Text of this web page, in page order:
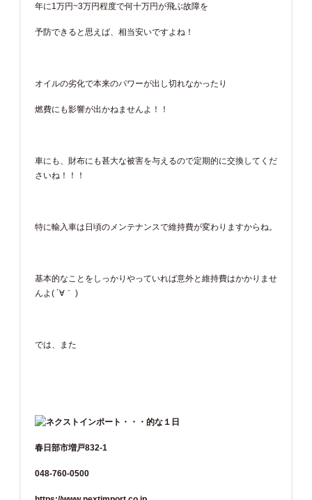
年に1万円~3万円程度で何十万円が飛ぶ故障を
予防できると思えば、相当安いですよね！
オイルの劣化で本来のパワーが出し切れなかったり
燃費にも影響が出かねませんよ！！
車にも、財布にも甚大な被害を与えるので定期的に交換してくだ
さいね！！！
特に輸入車は日頃のメンテナンスで維持費が変わりますからね。
基本的なことをしっかりやっていれば意外と維持費はかかりませ
んよ( ´∀｀ )
では、また
春日部市増戸832-1
048-760-0500